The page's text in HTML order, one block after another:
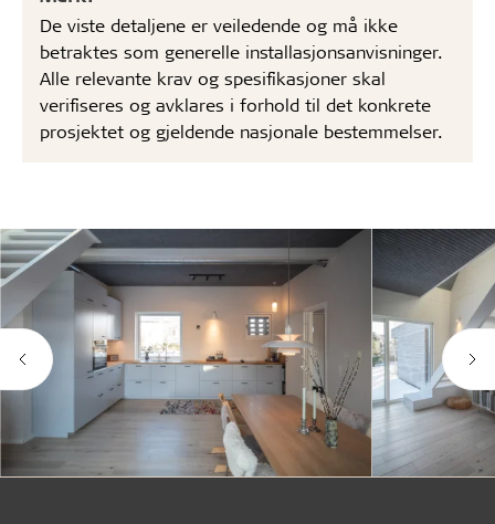
De viste detaljene er veiledende og må ikke
betraktes som generelle installasjonsanvisninger.
Alle relevante krav og spesifikasjoner skal
verifiseres og avklares i forhold til det konkrete
prosjektet og gjeldende nasjonale bestemmelser.